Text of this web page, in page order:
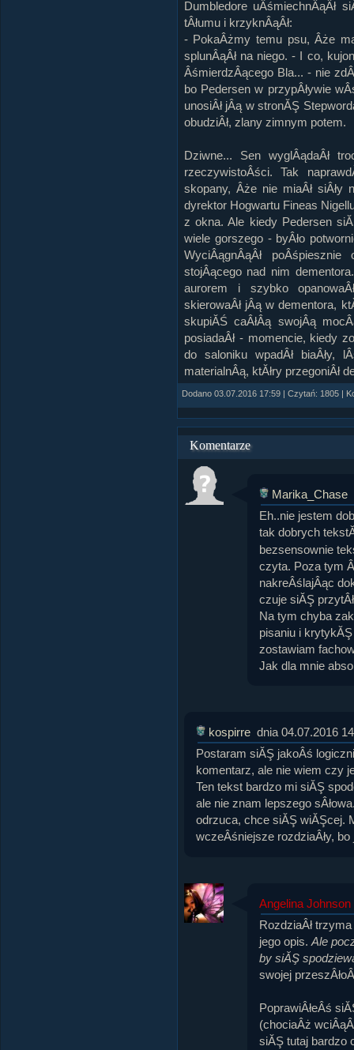
Dumbledore uÂśmiechnÂąÂł
tÂłumu i krzyknÂąÂł:
- PokaÂżmy temu psu, Âże
splunÂąÂł na niego. - I co,
ÂśmierdzÂącego Bla... - nie
bo Pedersen w przypÂływie
unosiÂł jÂą w stronĂŞ
obudziÂł, zlany zimnym potem.
Dziwne... Sen wyglÂądaÂł
rzeczywistoÂści. Tak
skopany, Âże nie miaÂł siÂły
dyrektor Hogwartu Fineas
z okna. Ale kiedy Pedersen
wiele gorszego - byÂło
WyciÂągnÂąÂł
stojÂącego nad nim
aurorem i szybko
skierowaÂł jÂą w dementora,
skupiĂŚ caÂłÂą swojÂą
posiadaÂł - momencie, kiedy
do saloniku wpadÂł biaÂły,
materialnÂą, ktĂłry przegoniÂł
Dodano 03.07.2016 17:59 | Czytań: 1805 |
Komentarze
Marika_Chase
Eh..nie jestem
tak dobrych
bezsensownie
czyta. Poza tym
nakreÂślajÂąc
czuje siĂŞ
Na tym chyba
pisaniu i
zostawiam
Jak dla mnie
kospirre dnia 04.07.2016
Postaram siĂŞ jakoÂś
komentarz, ale nie wiem czy
Ten tekst bardzo mi siĂŞ
ale nie znam lepszego
odrzuca, chce siĂŞ wiĂŞcej.
wczeÂśniejsze rozdziaÂły,
Angelina Johnson
RozdziaÂł
jego opis. Ale
by siĂŞ
swojej
PoprawiÂłeÂś
(chociaÂż
siĂŞ tutaj bardzo